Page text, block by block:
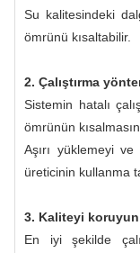
Su kalitesindeki
ömrünü kısaltabilir.
2. Çalıştırma
Sistemin hatalı
ömrünün
Aşırı yüklemeyi
üreticinin kullanma
3. Kaliteyi
En iyi şekilde